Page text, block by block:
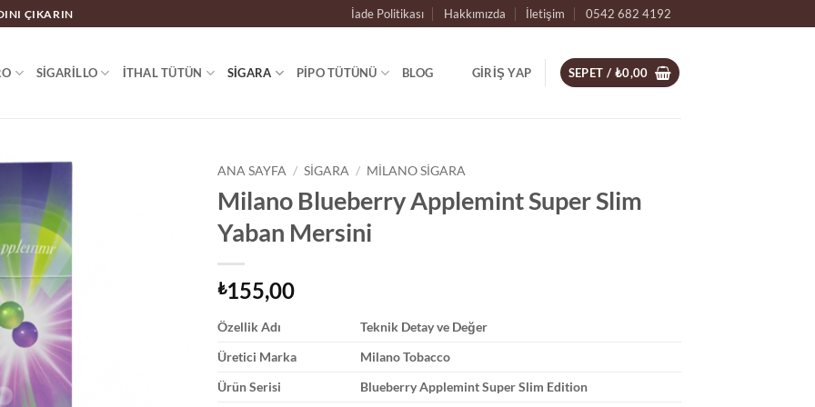
ÇIKARIN İade Politikası Hakkımızda İletişim 0542 682 4192
SIGARILLO İTHAL TÜTÜN SIGARA PIPO TÜTÜNÜ BLOG GIRIŞ YAP SEPET / ₺0,00
ANA SAYFA / SIGARA / MILANO SIGARA
Milano Blueberry Applemint Super Slim
Yaban Mersini
₺155,00
Özellik Adı
Teknik Detay ve Değer
Üretici Marka
Milano Tobacco
Ürün Serisi
Blueberry Applemint Super Slim Edition